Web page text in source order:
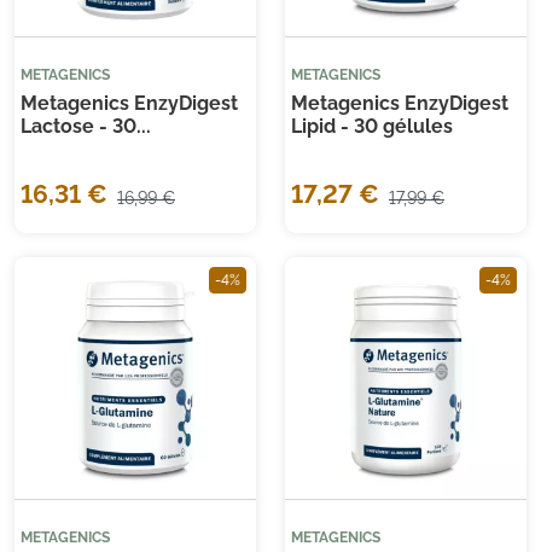
METAGENICS
Metagenics EnzyDigest
Lactose - 30...
16,31 € 16,99 €
METAGENICS
Metagenics EnzyDigest
Lipid - 30 gélules
17,27 € 17,99 €
-4%
METAGENICS
-4%
METAGENICS